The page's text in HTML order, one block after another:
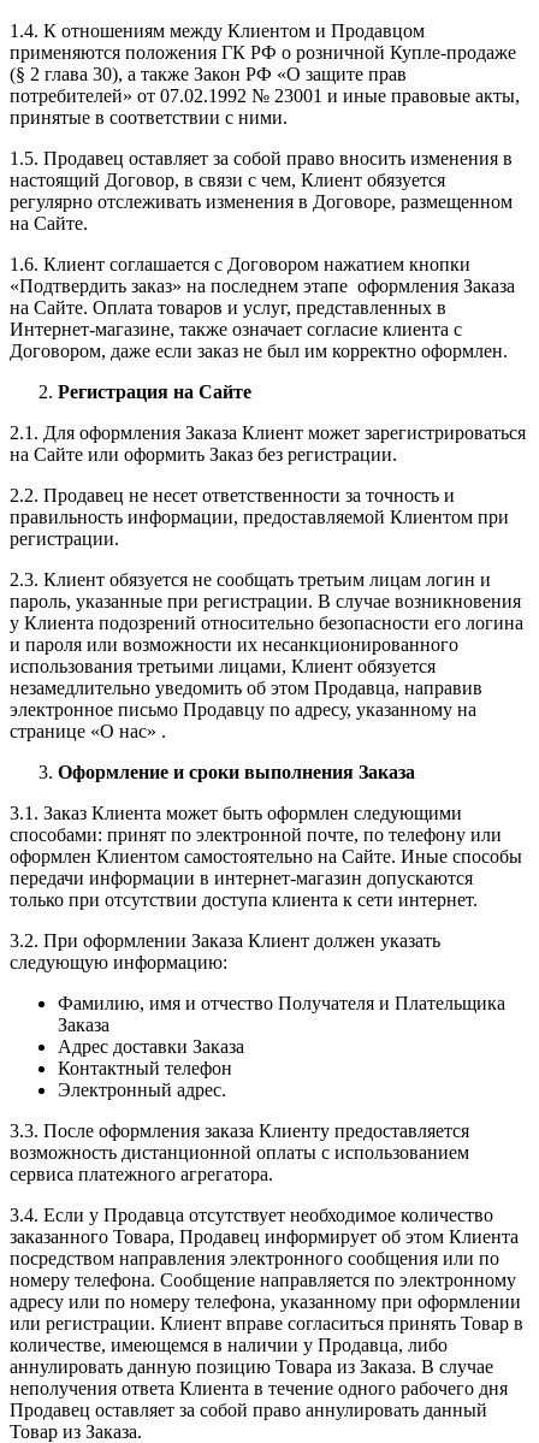
1.4. К отношениям между Клиентом и Продавцом
применяются положения ГК РФ о розничной Купле-продаже
(§ 2 глава 30), а также Закон РФ «О защите прав
потребителей» от 07.02.1992 № 23001 и иные правовые акты,
принятые в соответствии с ними.
1.5. Продавец оставляет за собой право вносить изменения в
настоящий Договор, в связи с чем, Клиент обязуется
регулярно отслеживать изменения в Договоре, размещенном
на Сайте.
1.6. Клиент соглашается с Договором нажатием кнопки
«Подтвердить заказ» на последнем этапе оформления Заказа
на Сайте. Оплата товаров и услуг, представленных в
Интернет-магазине, также означает согласие клиента с
Договором, даже если заказ не был им корректно оформлен.
Регистрация на Сайте
2.1. Для оформления Заказа Клиент может зарегистрироваться
на Сайте или оформить Заказ без регистрации.
2.2. Продавец не несет ответственности за точность и
правильность информации, предоставляемой Клиентом при
регистрации.
2.3. Клиент обязуется не сообщать третьим лицам логин и
пароль, указанные при регистрации. В случае возникновения
у Клиента подозрений относительно безопасности его логина
и пароля или возможности их несанкционированного
использования третьими лицами, Клиент обязуется
незамедлительно уведомить об этом Продавца, направив
электронное письмо Продавцу по адресу, указанному на
странице «О нас» .
Оформление и сроки выполнения Заказа
3.1. Заказ Клиента может быть оформлен следующими
способами: принят по электронной почте, по телефону или
оформлен Клиентом самостоятельно на Сайте. Иные способы
передачи информации в интернет-магазин допускаются
только при отсутствии доступа клиента к сети интернет.
3.2. При оформлении Заказа Клиент должен указать
следующую информацию:
Фамилию, имя и отчество Получателя и Плательщика
Заказа
Адрес доставки Заказа
Контактный телефон
Электронный адрес.
3.3. После оформления заказа Клиенту предоставляется
возможность дистанционной оплаты с использованием
сервиса платежного агрегатора.
3.4. Если у Продавца отсутствует необходимое количество
заказанного Товара, Продавец информирует об этом Клиента
посредством направления электронного сообщения или по
номеру телефона. Сообщение направляется по электронному
адресу или по номеру телефона, указанному при оформлении
или регистрации. Клиент вправе согласиться принять Товар в
количестве, имеющемся в наличии у Продавца, либо
аннулировать данную позицию Товара из Заказа. В случае
неполучения ответа Клиента в течение одного рабочего дня
Продавец оставляет за собой право аннулировать данный
Товар из Заказа.